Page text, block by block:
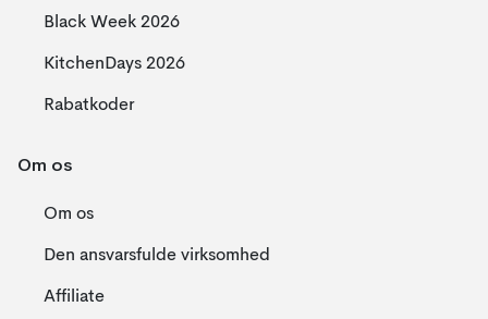
Black Week 2026
KitchenDays 2026
Rabatkoder
Om os
Om os
Den ansvarsfulde virksomhed
Affiliate